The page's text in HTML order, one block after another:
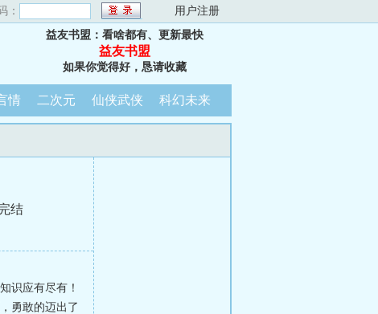
： 用户注册
益友书盟：看啥都有、更新最快
益友书盟
如果你觉得好，恳请收藏
情 二次元 仙侠武侠 科幻未来
结
识应有尽有！
勇敢的迈出了